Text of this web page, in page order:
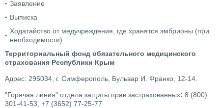
Заявление
Выписка
Ходатайство от медучреждения, где хранятся эмбрионы (при
необходимости).
Территориальный фонд обязательного медицинского
страхования Республики Крым
Адрес: 295034, г. Симферополь, Бульвар И. Франко, 12-14.
"Горячая линия" отдела защиты прав застрахованных: 8 (800)
301-41-53, +7 (3652) 77-25-77